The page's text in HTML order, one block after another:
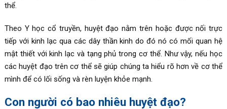
thể.
Theo Y học cổ truyền, huyệt đạo nằm trên hoặc được nối trực
tiếp với kinh lạc qua các dây thần kinh do đó nó có mối quan hệ
mật thiết với kinh lạc và tạng phủ trong cơ thể. Như vậy, nếu học
các huyệt đạo trên cơ thể sẽ giúp chúng ta hiểu rõ hơn về cơ thể
mình để có lối sống và rèn luyện khỏe mạnh.
Con người có bao nhiêu huyệt đạo?